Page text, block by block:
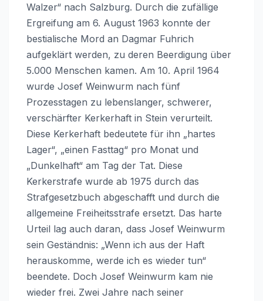
Walzer“ nach Salzburg. Durch die zufällige
Ergreifung am 6. August 1963 konnte der
bestialische Mord an Dagmar Fuhrich
aufgeklärt werden, zu deren Beerdigung über
5.000 Menschen kamen. Am 10. April 1964
wurde Josef Weinwurm nach fünf
Prozesstagen zu lebenslanger, schwerer,
verschärfter Kerkerhaft in Stein verurteilt.
Diese Kerkerhaft bedeutete für ihn „hartes
Lager“, „einen Fasttag“ pro Monat und
„Dunkelhaft“ am Tag der Tat. Diese
Kerkerstrafe wurde ab 1975 durch das
Strafgesetzbuch abgeschafft und durch die
allgemeine Freiheitsstrafe ersetzt. Das harte
Urteil lag auch daran, dass Josef Weinwurm
sein Geständnis: „Wenn ich aus der Haft
herauskomme, werde ich es wieder tun“
beendete. Doch Josef Weinwurm kam nie
wieder frei. Zwei Jahre nach seiner